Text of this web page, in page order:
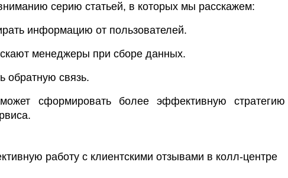
серию статьей, в которых мы расскажем:
информацию от пользователей.
менеджеры при сборе данных.
обратную связь.
сформировать более эффективную стратегию